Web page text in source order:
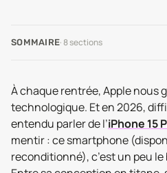
SOMMAIRE·8sections
À chaque rentrée, Apple nous
technologique. Et en 2026,
entendu parler de l’iPhone 15
mentir : ce smartphone
reconditionné), c’est un peu